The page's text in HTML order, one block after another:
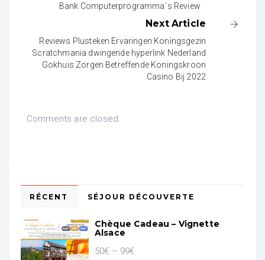
Bank Computerprogramma`s Review
Next Article
Reviews Plusteken Ervaringen Koningsgezin
Scratchmania dwingende hyperlink Nederland
Gokhuis Zorgen Betreffende Koningskroon
Casino Bij 2022
Comments are closed.
RÉCENT SÉJOUR DÉCOUVERTE
Chèque Cadeau – Vignette
Alsace
50€ – 99€